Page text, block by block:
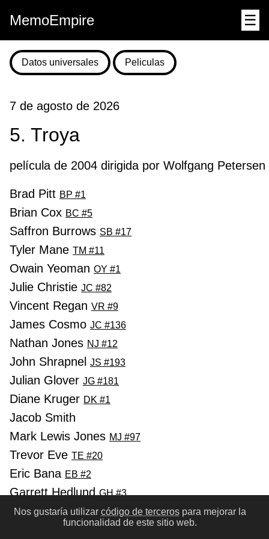
MemoEmpire ☰
Datos universales Peliculas
7 de agosto de 2026
5. Troya
película de 2004 dirigida por Wolfgang Petersen
Brad Pitt BP #1
Brian Cox BC #5
Saffron Burrows SB #17
Tyler Mane TM #11
Owain Yeoman OY #1
Julie Christie JC #82
Vincent Regan VR #9
James Cosmo JC #136
Nathan Jones NJ #12
John Shrapnel JS #193
Julian Glover JG #181
Diane Kruger DK #1
Jacob Smith
Mark Lewis Jones MJ #97
Trevor Eve TE #20
Eric Bana EB #2
Garrett HedlundGH #3
Orlando BloomOB #1
Sean Bean
Nos gustaría utilizar código de tercerospara mejorar la
funcionalidad de este sitio web.